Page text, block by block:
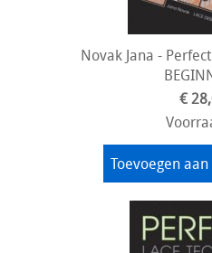
Novak Jana -
€
Toevoegen